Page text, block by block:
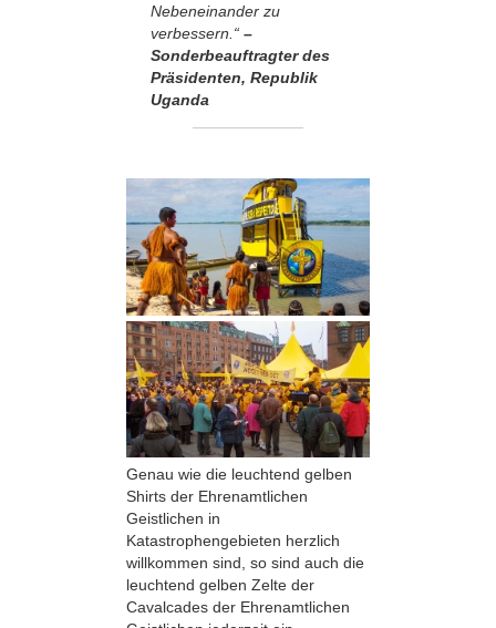
Nebeneinander zu
verbessern.“ –
Sonderbeauftragter des
Präsidenten, Republik
Uganda
Genau wie die leuchtend gelben
Shirts der Ehrenamtlichen
Geistlichen in
Katastrophengebieten herzlich
willkommen sind, so sind auch die
leuchtend gelben Zelte der
Cavalcades der Ehrenamtlichen